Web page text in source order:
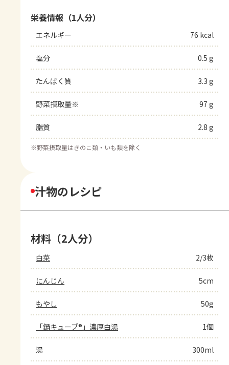
栄養情報（1人分）
エネルギー 76 kcal
塩分 0.5 g
たんぱく質 3.3 g
野菜摂取量※ 97 g
脂質 2.8 g
※野菜摂取量はきのこ類・いも類を除く
汁物のレシピ
材料（2人分）
白菜 2/3枚
にんじん 5cm
もやし 50g
「鍋キューブ®」濃厚白湯 1個
湯 300ml